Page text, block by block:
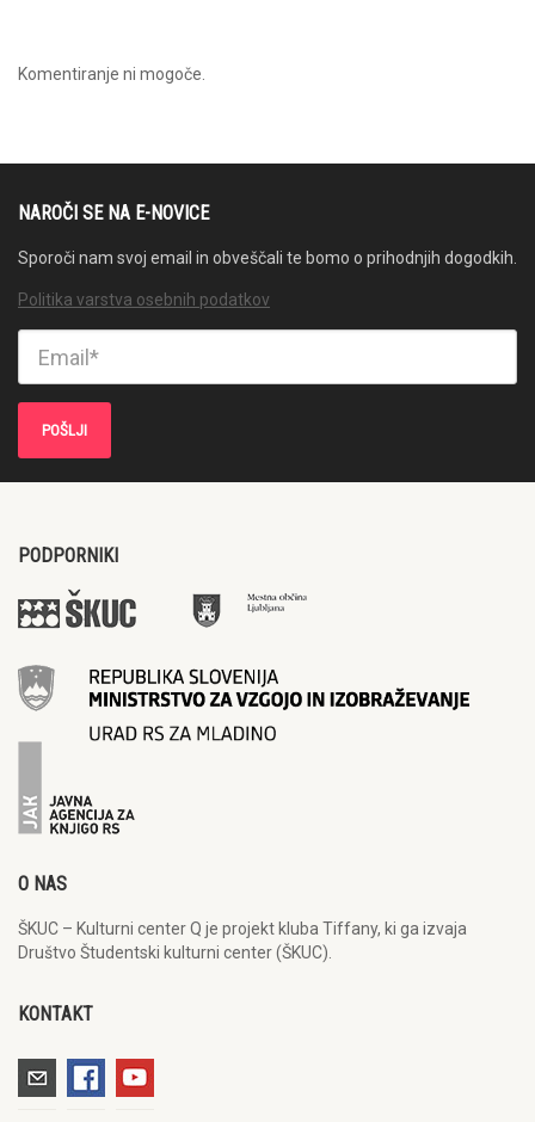
Komentiranje ni mogoče.
NAROČI SE NA E-NOVICE
Sporoči nam svoj email in obveščali te bomo o prihodnjih dogodkih.
Politika varstva osebnih podatkov
PODPORNIKI
O NAS
ŠKUC – Kulturni center Q je projekt kluba Tiffany, ki ga izvaja
Društvo Študentski kulturni center (ŠKUC).
KONTAKT